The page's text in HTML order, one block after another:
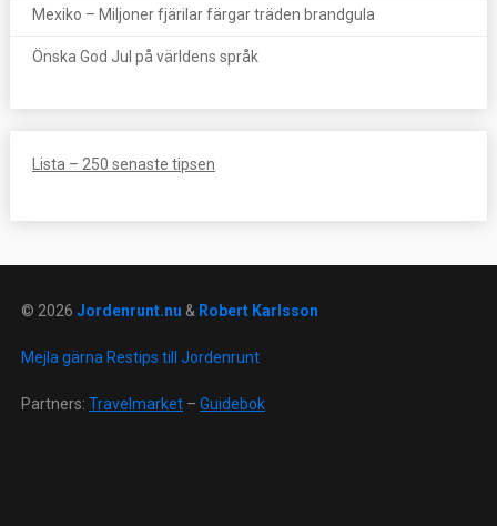
Mexiko – Miljoner fjärilar färgar träden brandgula
Önska God Jul på världens språk
Lista – 250 senaste tipsen
© 2026 Jordenrunt.nu & Robert Karlsson
Mejla gärna Restips till Jordenrunt
Partners: Travelmarket– Guidebok